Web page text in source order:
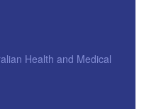
Health and Medical